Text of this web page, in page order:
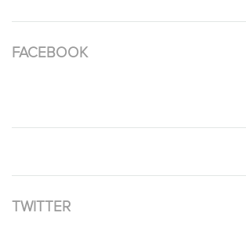
FACEBOOK
TWITTER